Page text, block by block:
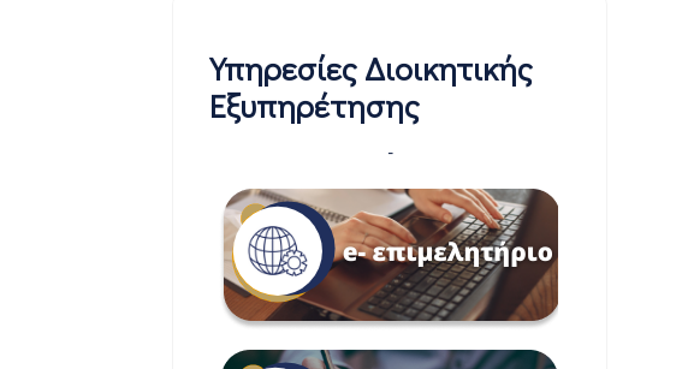
Υπηρεσίες Διοικητικής
Εξυπηρέτησης
-